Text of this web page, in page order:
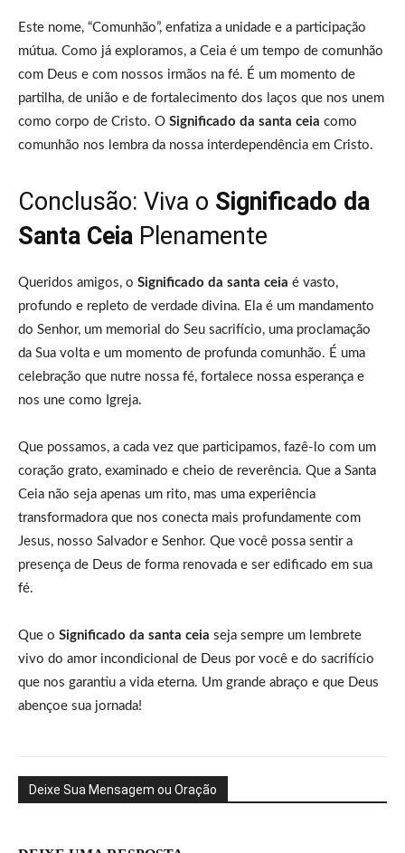
Este nome, “Comunhão”, enfatiza a unidade e a participação
mútua. Como já exploramos, a Ceia é um tempo de comunhão
com Deus e com nossos irmãos na fé. É um momento de
partilha, de união e de fortalecimento dos laços que nos unem
como corpo de Cristo. O Significado da santa ceia como
comunhão nos lembra da nossa interdependência em Cristo.
Conclusão: Viva o Significado da
Santa Ceia Plenamente
Queridos amigos, o Significado da santa ceia é vasto,
profundo e repleto de verdade divina. Ela é um mandamento
do Senhor, um memorial do Seu sacrifício, uma proclamação
da Sua volta e um momento de profunda comunhão. É uma
celebração que nutre nossa fé, fortalece nossa esperança e
nos une como Igreja.
Que possamos, a cada vez que participamos, fazê-lo com um
coração grato, examinado e cheio de reverência. Que a Santa
Ceia não seja apenas um rito, mas uma experiência
transformadora que nos conecta mais profundamente com
Jesus, nosso Salvador e Senhor. Que você possa sentir a
presença de Deus de forma renovada e ser edificado em sua
fé.
Que o Significado da santa ceia seja sempre um lembrete
vivo do amor incondicional de Deus por você e do sacrifício
que nos garantiu a vida eterna. Um grande abraço e que Deus
abençoe sua jornada!
Deixe Sua Mensagem ou Oração